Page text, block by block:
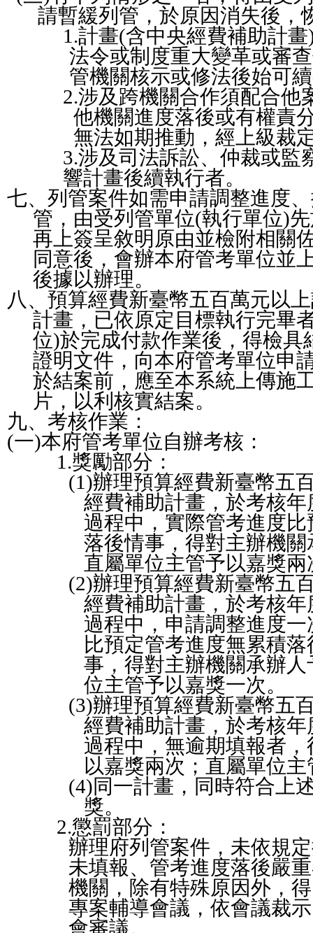
請暫緩列管，於原因消失後，
1.計畫(含中央經費補助計畫
法令或制度重大變革或審
管機關核示或修法後始可
2.涉及跨機關合作須配合他
他機關進度落後或有權責
無法如期推動，經上級裁
3.涉及司法訴訟、仲裁或監
響計畫後續執行者。
七、 列管案件如需申請調整進度
管，由受列管單位(執行單位)
再上簽呈敘明原由並檢附相關
同意後，會辦本府管考單位並
後據以辦理。
八、預算經費新臺幣五百萬元以
計畫，已依原定目標執行完畢
位)於完成付款作業後，得檢具
證明文件，向本府管考單位申
於結案前，應至本系統上傳施
片，以利核實結案。
九、考核作業：
(一)本府管考單位自辦考核 ：
1.獎勵部分：
(1)辦理預算經費新臺幣五
經費補助計畫，於考核
過程中，實際管考進度
落後情事，得對主辦機
直屬單位主管予以嘉獎兩
(2)辦理預算經費新臺幣五
經費補助計畫，於考核
過程中，申請調整進度
比預定管考進度無累積
事，得對主辦機關承辦
位主管予以嘉獎一次。
(3)辦理預算經費新臺幣五
經費補助計畫，於考核
過程中，無逾期填報者
以嘉獎兩次；直屬單位
(4)同一計畫，同時符合上
獎。
2.懲罰部分：
辦理府列管案件，未依規
未填報、管考進度落後嚴
機關，除有特殊原因外，
專案輔導會議，依會議裁
會審議。